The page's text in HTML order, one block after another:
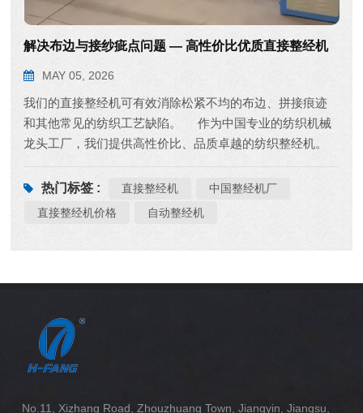
解决布边与接纱疵点问题 — 高性价比优质直接整经机
MAY 05, 2026
我们的直接整经机可有效消除松紧不均的布边、拼接痕迹
和其他常见的纺织工艺缺陷。 作为中国专业的纺织机械
龙头工厂，我们提供高性价比、品质卓越的纺织整经机。
该整经机张力稳定，整经精度高，从源头上完美解决纺织
工艺难题，显著提升成品织物质量。 经济高效且性能可
靠，选择我们的直整经机，升级您的纺织品生产。
热门标签 : 直接整经机
中国整经机厂
直接整经机价格
自动整经机
No.11, Xizhang Road, Zhouzhuang Town, Jiangyin, Jiangsu,